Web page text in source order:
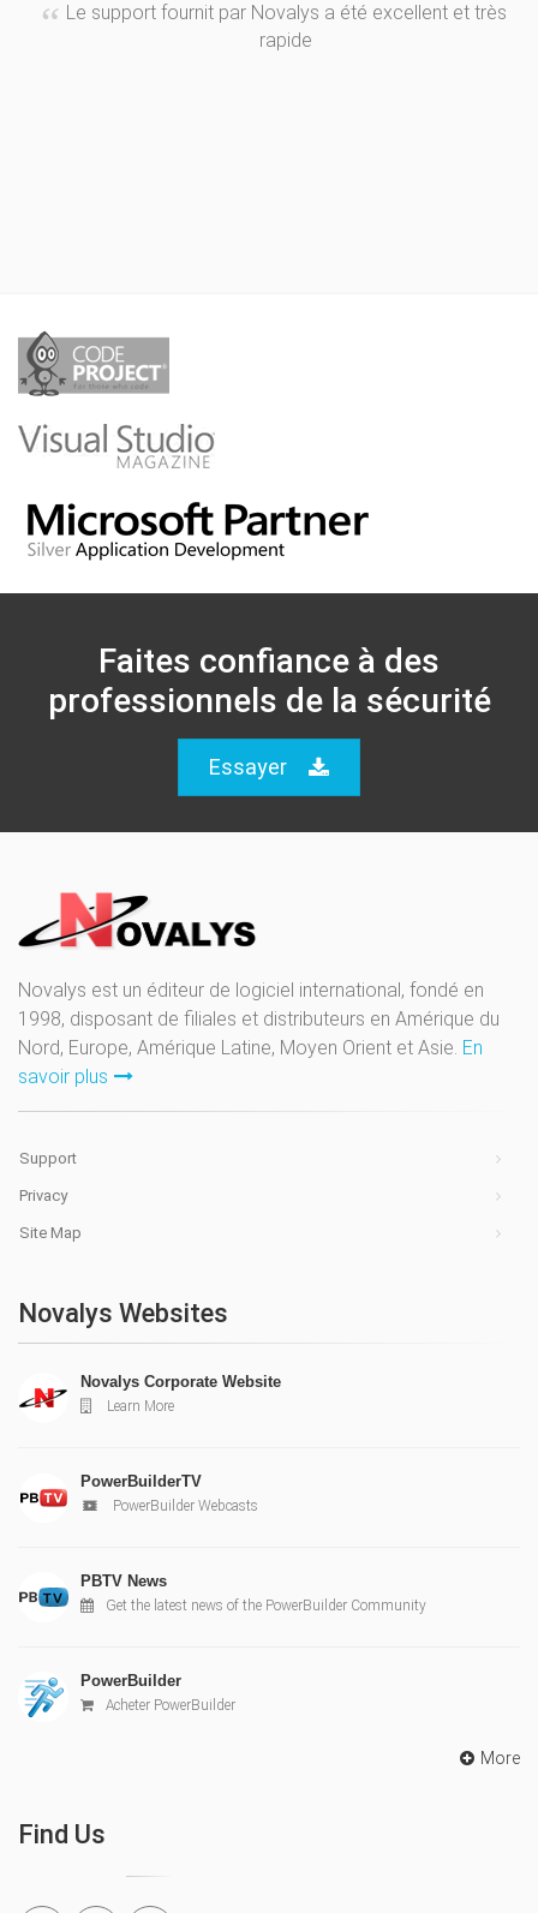
Le support fournit par Novalys a été excellent et très
rapide
Faites confiance à des
professionnels de la sécurité
Essayer
Novalys est un éditeur de logiciel international, fondé en
1998, disposant de filiales et distributeurs en Amérique du
Nord, Europe, Amérique Latine, Moyen Orient et Asie. En
savoir plus
Support
Privacy
Site Map
Novalys Websites
Novalys Corporate Website
Learn More
PowerBuilderTV
PowerBuilder Webcasts
PBTV News
Get the latest news of the PowerBuilder Community
PowerBuilder
Acheter PowerBuilder
More
Find Us